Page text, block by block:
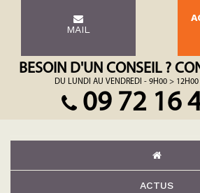
MAIL
BESOIN D'UN CONSEIL ?
DU LUNDI AU VENDREDI - 9H00 >
09 72 16
ACTUS